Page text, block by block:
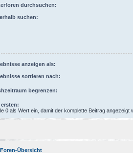
durchsuchen:
suchen:
anzeigen als:
sortieren nach:
begrenzen:
ersten:
0 als Wert ein, damit der komplette Beitrag angezeigt
Foren-Übersicht